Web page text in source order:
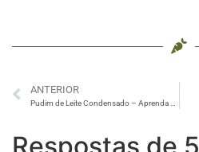
ANTERIOR
Pudim de Leite Condensado – Aprenda a fazer definitivamente